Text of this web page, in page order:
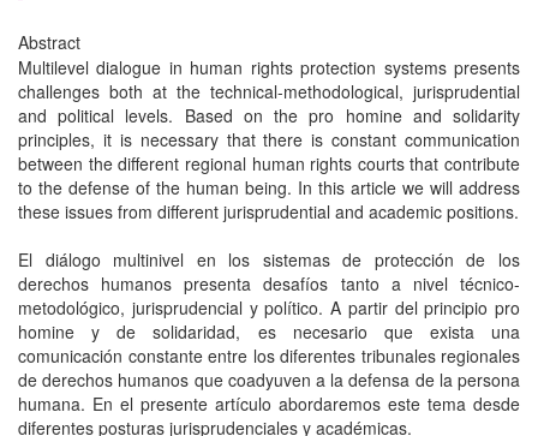
Abstract
Multilevel dialogue in human rights protection systems presents
challenges both at the technical-methodological, jurisprudential
and political levels. Based on the pro homine and solidarity
principles, it is necessary that there is constant communication
between the different regional human rights courts that contribute
to the defense of the human being. In this article we will address
these issues from different jurisprudential and academic positions.
El diálogo multinivel en los sistemas de protección de los
derechos humanos presenta desafíos tanto a nivel técnico-
metodológico, jurisprudencial y político. A partir del principio pro
homine y de solidaridad, es necesario que exista una
comunicación constante entre los diferentes tribunales regionales
de derechos humanos que coadyuven a la defensa de la persona
humana. En el presente artículo abordaremos este tema desde
diferentes posturas jurisprudenciales y académicas.